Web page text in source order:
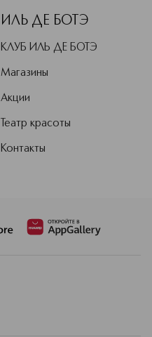
ИЛЬ ДЕ БОТЭ
КЛУБ ИЛЬ ДЕ БОТЭ
Магазины
Акции
Театр красоты
Контакты